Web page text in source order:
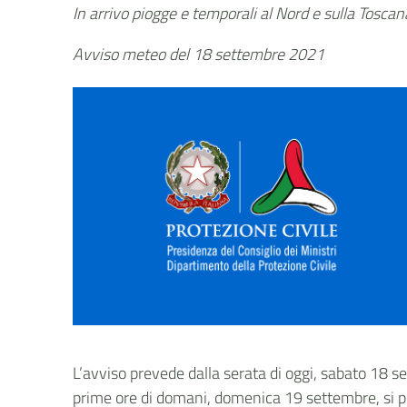
In arrivo piogge e temporali al Nord e sulla
Avviso meteo del 18 settembre 2021
L’avviso prevede dalla serata di oggi, sabato 18
prime ore di domani, domenica 19 settembre, si